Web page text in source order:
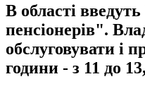
В області
пенсіонерів".
обслуговувати і
години - з 11 до